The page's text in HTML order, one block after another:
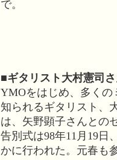
で。
■ギタリスト大村憲司
YMOをはじめ、多く
知られるギタリスト、
は、矢野顕子さんとの
告別式は98年11月19日
かに行われた。元春も